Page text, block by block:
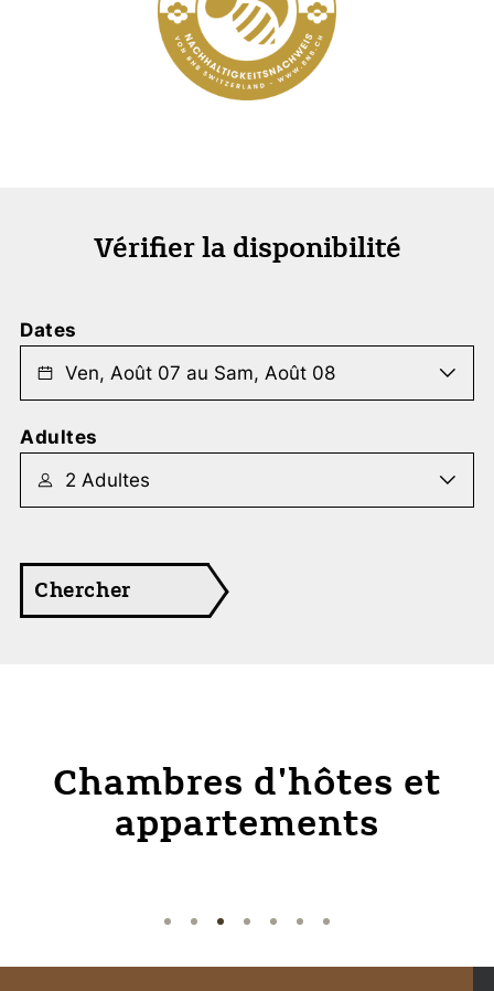
Vérifier la disponibilité
Dates
Adultes
Chercher
Chambres d'hôtes et
appartements